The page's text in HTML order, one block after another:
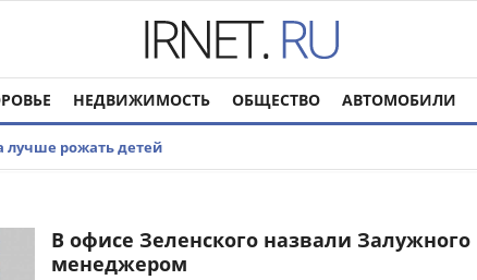
НЕДВИЖИМОСТЬ ОБЩЕСТВО АВТОМОБИЛИ
лучше рожать детей
В офисе Зеленского назвали Залужного
менеджером